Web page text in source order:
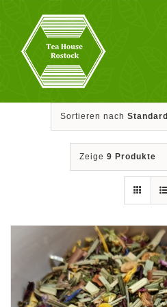
springen
Sortieren nach Standard
Zeige 9 Produkte